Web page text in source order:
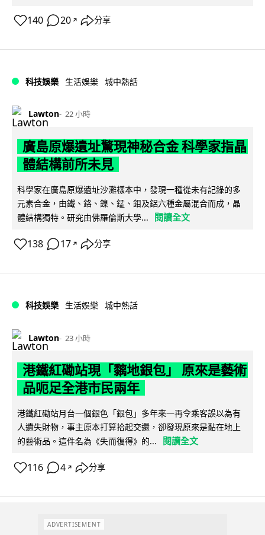
140 20 ↗ 分享
科技娛樂 生活娛樂 城中熱話
Lawton 22 小時
廣島原爆遺址驚現神秘合金 科學家指晶
體結構前所未見
科學家在廣島原爆遺址沙灘樣本中，發現一種從未有記錄的多
元素合金，由鐵、鉻、鎳、錳、鉬及鋁六種金屬混合而成，晶
體結構獨特。研究由佛羅倫斯大學...
閱讀全文
138 17 ↗ 分享
科技娛樂 生活娛樂 城中熱話
Lawton 23 小時
港鐵紅磡站現「黐地銀包」 原來是藝術
品呃足全港市民兩年
港鐵紅磡站月台一個銀色「銀包」多年來一再令乘客誤以為有
人遺失財物，事主原本打算拾起交還，卻發現原來是黏在地上
的藝術品。這件名為《失而復得》的...
閱讀全文
116 4 ↗ 分享
ADVERTISEMENT